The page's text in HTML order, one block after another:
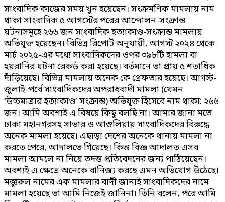
সাংবাদিক কাজের সময় খুন হয়েছেন। সংক্রমণিক মামলায় নাম
থাকা সাংবাদিক ৫ আগস্টের পরের আন্দোলন-সংক্রান্ত
ঘটনাসমূহে ২৬৬ জন সাংবাদিক হত্যাকাণ্ড-সংক্রান্ত মামলায়
অভিযুক্ত হয়েছেন। বিভিন্ন রিপোর্ট অনুযায়ী, আগস্ট ২০২৪ থেকে
মার্চ ২০২৫-এর মধ্যে সাংবাদিকদের ওপর ৩৯৮টি হামলা বা
হয়রানির ঘটনা রেকর্ড করা হয়েছে। বর্তমানে তা প্রায় ৫ শতাধিক
দাঁড়িয়েছে। বিভিন্ন মামলায় অনেক কে গ্রেফতার হয়েছে। আগস্ট-
জুলাই-পর্বে সাংবাদিকদের অপরাধবাদী মামলা (যেমন
‘উচ্চমাত্রার হত্যাকাণ্ড’ সংক্রান্ত) অভিযুক্ত হিসেবে নাম থাকা: ২৬৬
জন। আমি অবশ্যই এ বিষয়ে কিছু বলছি না। আমার জানা মতে
ঢাকা মহানগরসহ সাভার ও আশুলিয়ায় সাংবাদিকদের বিরুদ্ধে
অনেক মামলা হয়েছে। এছাড়া দেশের অনেকে থানায় মামলা না
করতে পেরে, আদালতে গিয়েছে। কিন্ত বিজ্ঞ আদালত এসব
মামলা আমলে না নিয়ে তদন্ত প্রতিবেদনের জন্য পাঠিয়েছেন।
অবশ্যই এ ক্ষেত্রে অনেকে বানিজ্য করছে এমন অভিযোগ উঠেছে।
মজ্ঞুরুল নামের এক মামলার বাদী জানাই সাংবাদিকদের নামে
মামলা হয়েছে তা আমি নিজেই জানিনা। তিনি বলেন, পরে আমি